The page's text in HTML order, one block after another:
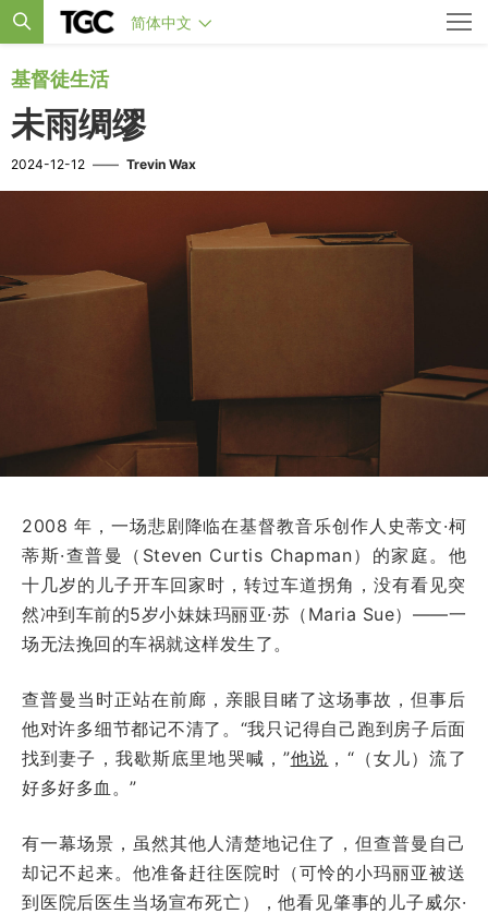
简体中文
基督徒生活
未雨绸缪
2024-12-12 —— Trevin Wax
2008 年，一场悲剧降临在基督教音乐创作人史蒂文·柯
蒂斯·查普曼（Steven Curtis Chapman）的家庭。他
十几岁的儿子开车回家时，转过车道拐角，没有看见突
然冲到车前的5岁小妹妹玛丽亚·苏（Maria Sue）——一
场无法挽回的车祸就这样发生了。
查普曼当时正站在前廊，亲眼目睹了这场事故，但事后
他对许多细节都记不清了。“我只记得自己跑到房子后面
找到妻子，我歇斯底里地哭喊，”他说 ，“（女儿）流了
好多好多血。”
有一幕场景，虽然其他人清楚地记住了，但查普曼自己
却记不起来。他准备赶往医院时（可怜的小玛丽亚被送
到医院后医生当场宣布死亡），他看见肇事的儿子威尔·